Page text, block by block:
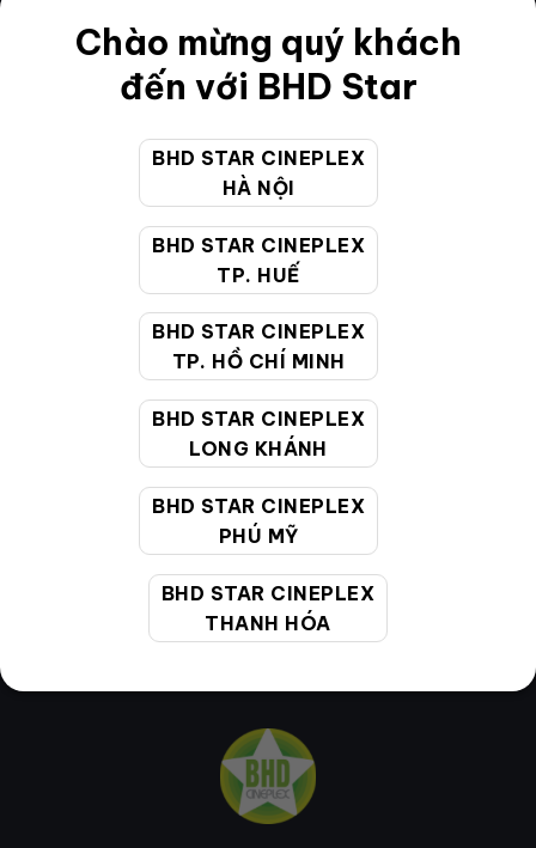
Chào mừng quý khách
đến với BHD Star
BHD STAR CINEPLEX
HÀ NỘI
BHD STAR CINEPLEX
TP. HUẾ
BHD STAR CINEPLEX
TP. HỒ CHÍ MINH
BHD STAR CINEPLEX
LONG KHÁNH
BHD STAR CINEPLEX
PHÚ MỸ
BHD STAR CINEPLEX
THANH HÓA
Điều khoản
Hướng dẫn đặt vé trực tuyến
Chính sách bảo vệ thông tin cá nhân của người tiêu
CHĂM SÓC KHÁCH HÀNG
19002099
gồm cả Lễ, Tết)
cskh@bhdstar.vn
MẠNG XÃ HỘI